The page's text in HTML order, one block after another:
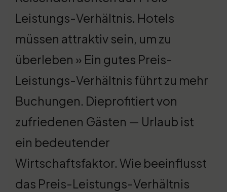
Leistungs-Verhältnis. Hotels
müssen attraktiv sein, um zu
überleben » Ein gutes Preis-
Leistungs-Verhältnis führt zu mehr
Buchungen. Dieprofitiert von
zufriedenen Gästen — Urlaub ist
ein bedeutender
Wirtschaftsfaktor. Wie beeinflusst
das Preis-Leistungs-Verhältnis